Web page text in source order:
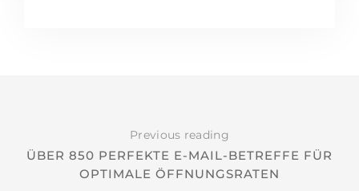
Previous reading
ÜBER 850 PERFEKTE E-MAIL-BETREFFE FÜR
OPTIMALE ÖFFNUNGSRATEN